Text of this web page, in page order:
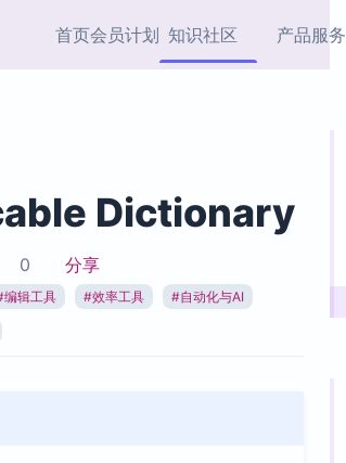
首页会员计划 知识社区
协作者
热门链接Top5
产品服务
访问 Obsidian 官方
插件
插件
Dictionary
0 分享
编辑工具 #效率工具 #自动化与AI